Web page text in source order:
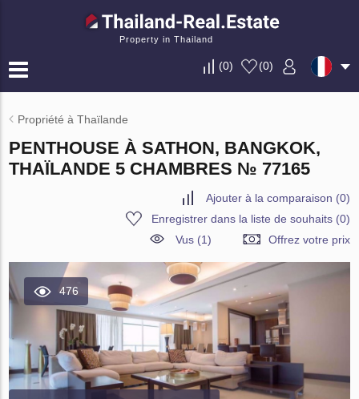
Property in Thailand
(0) (0)
Propriété à Thaïlande
PENTHOUSE À SATHON, BANGKOK,
THAÏLANDE 5 CHAMBRES № 77165
Ajouter à la comparaison (0)
Enregistrer dans la liste de souhaits(0)
Vus (1)
Offrez votre prix
476